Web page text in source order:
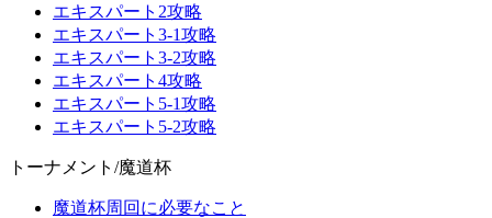
エキスパート2攻略
エキスパート3-1攻略
エキスパート3-2攻略
エキスパート4攻略
エキスパート5-1攻略
エキスパート5-2攻略
トーナメント/魔道杯
魔道杯周回に必要なこと